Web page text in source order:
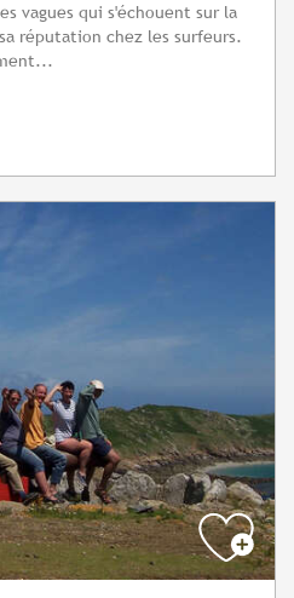
vagues qui s'échouent sur la
réputation chez les surfeurs.